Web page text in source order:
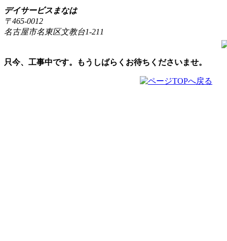
デイサービスまなは
〒465-0012
名古屋市名東区文教台1-211
只今、工事中です。もうしばらくお待ちくださいませ。